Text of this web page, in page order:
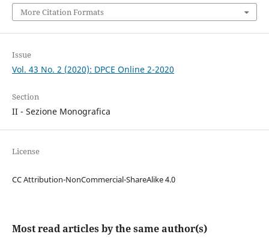
More Citation Formats
Issue
Vol. 43 No. 2 (2020): DPCE Online 2-2020
Section
II - Sezione Monografica
License
CC Attribution-NonCommercial-ShareAlike 4.0
Most read articles by the same author(s)